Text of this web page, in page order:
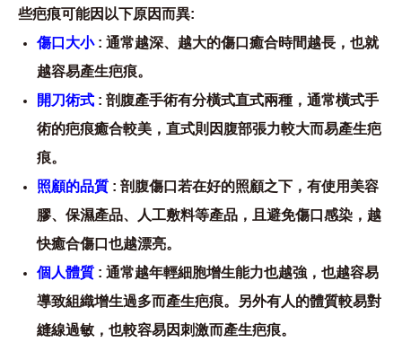
些疤痕可能因以下原因而異:
傷口大小: 通常越深、越大的傷口癒合時間越長，也就
越容易產生疤痕。
開刀術式 : 剖腹產手術有分橫式直式兩種，通常橫式手
術的疤痕癒合較美，直式則因腹部張力較大而易產生疤
痕。
照顧的品質 : 剖腹傷口若在好的照顧之下，有使用美容
膠、保濕產品、人工敷料等產品，且避免傷口感染，越
快癒合傷口也越漂亮。
個人體質 : 通常越年輕細胞增生能力也越強，也越容易
導致組織增生過多而產生疤痕。另外有人的體質較易對
縫線過敏，也較容易因刺激而產生疤痕。